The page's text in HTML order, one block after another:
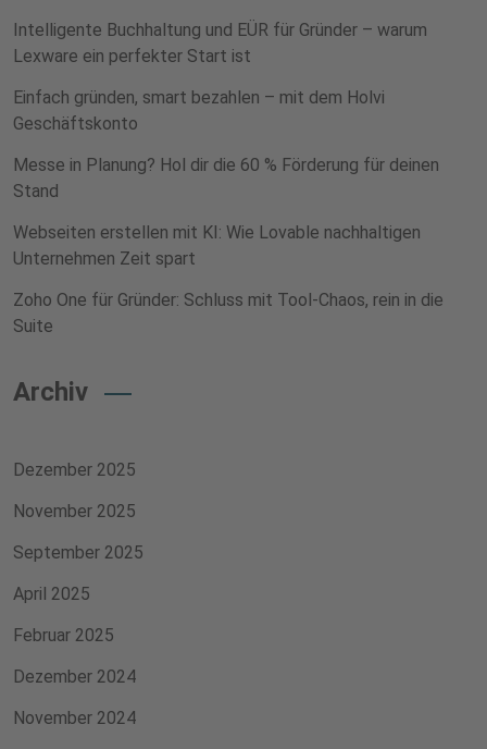
Intelligente Buchhaltung und EÜR für Gründer – warum
Lexware ein perfekter Start ist
Einfach gründen, smart bezahlen – mit dem Holvi
Geschäftskonto
Messe in Planung? Hol dir die 60 % Förderung für deinen
Stand
Webseiten erstellen mit KI: Wie Lovable nachhaltigen
Unternehmen Zeit spart
Zoho One für Gründer: Schluss mit Tool-Chaos, rein in die
Suite
Archiv
Dezember 2025
November 2025
September 2025
April 2025
Februar 2025
Dezember 2024
November 2024